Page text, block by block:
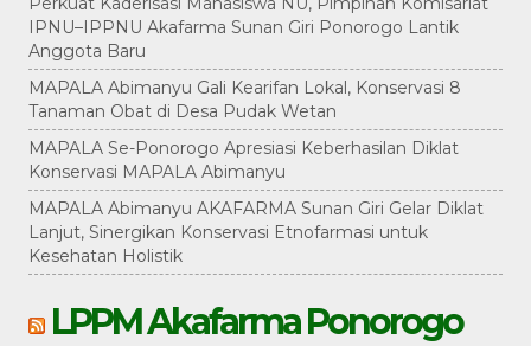
IPNU–IPPNU Akafarma Sunan Giri Ponorogo Lantik
Anggota Baru
MAPALA Abimanyu Gali Kearifan Lokal, Konservasi 8
Tanaman Obat di Desa Pudak Wetan
MAPALA Se-Ponorogo Apresiasi Keberhasilan Diklat
Konservasi MAPALA Abimanyu
MAPALA Abimanyu AKAFARMA Sunan Giri Gelar Diklat
Lanjut, Sinergikan Konservasi Etnofarmasi untuk
Kesehatan Holistik
LPPM Akafarma Ponorogo